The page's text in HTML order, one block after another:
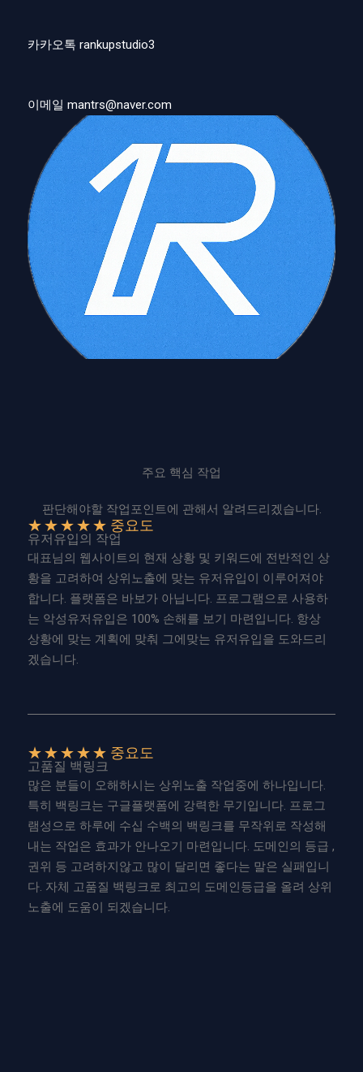
카카오톡 rankupstudio3
이메일 mantrs@naver.com
주요 핵심 작업
판단해야할 작업포인트에 관해서 알려드리겠습니다.
★★★★★ 중요도
유저유입의 작업
대표님의 웹사이트의 현재 상황 및 키워드에 전반적인 상
황을 고려하여 상위노출에 맞는 유저유입이 이루어져야
합니다. 플랫폼은 바보가 아닙니다. 프로그램으로 사용하
는 악성유저유입은 100% 손해를 보기 마련입니다. 항상
상황에 맞는 계획에 맞춰 그에맞는 유저유입을 도와드리
겠습니다.
★★★★★ 중요도
고품질 백링크
많은 분들이 오해하시는 상위노출 작업중에 하나입니다.
특히 백링크는 구글플랫폼에 강력한 무기입니다. 프로그
램성으로 하루에 수십 수백의 백링크를 무작위로 작성해
내는 작업은 효과가 안나오기 마련입니다. 도메인의 등급 ,
권위 등 고려하지않고 많이 달리면 좋다는 말은 실패입니
다. 자체 고품질 백링크로 최고의 도메인등급을 올려 상위
노출에 도움이 되겠습니다.